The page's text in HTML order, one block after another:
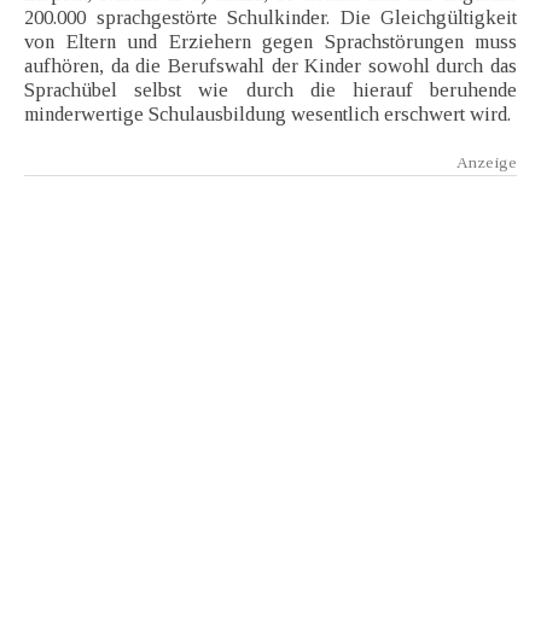
200.000 sprachgestörte Schulkinder. Die Gleichgültigkeit
von Eltern und Erziehern gegen Sprachstörungen muss
aufhören, da die Berufswahl der Kinder sowohl durch das
Sprachübel selbst wie durch die hierauf beruhende
minderwertige Schulausbildung wesentlich erschwert wird.